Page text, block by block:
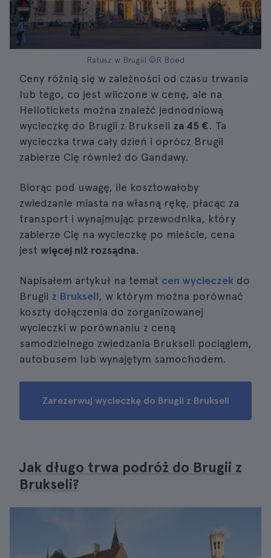
Ratusz w Brugii| ©R Boed
Ceny różnią się w zależności od czasu trwania
lub tego, co jest wliczone w cenę, ale na
Hellotickets można znaleźć jednodniową
wycieczkę do Brugii z Brukseli za 45 €. Ta
wycieczka trwa cały dzień i oprócz Brugii
zabierze Cię również do Gandawy.
Biorąc pod uwagę, ile kosztowałoby
zwiedzanie miasta na własną rękę, płacąc za
transport i wynajmując przewodnika, który
zabierze Cię na wycieczkę po mieście, cena
jest więcej niż rozsądna.
Napisałem artykuł na temat cen wycieczek do
Brugii z Brukseli, w którym można porównać
koszty dołączenia do zorganizowanej
wycieczki w porównaniu z ceną
samodzielnego zwiedzania Brukseli pociągiem,
autobusem lub wynajętym samochodem.
Zarezerwuj wycieczkę do Brugii z Brukseli
Jak długo trwa podróż do Brugii z
Brukseli?